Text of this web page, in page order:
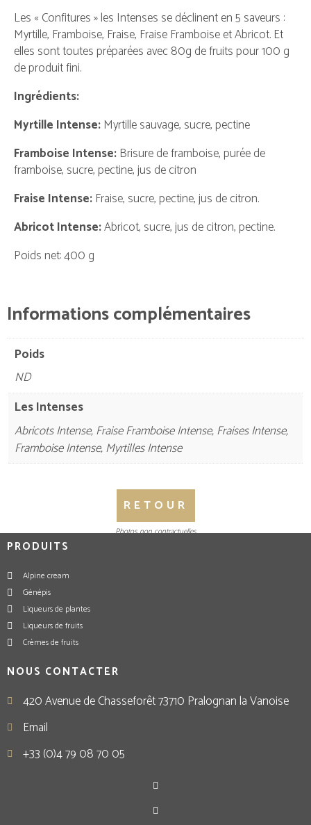
Photos non contractuelles
Les « Confitures » les Intenses se déclinent en 5 saveurs :
Myrtille, Framboise, Fraise, Fraise Framboise et Abricot. Et
elles sont toutes préparées avec 80g de fruits pour 100 g
de produit fini.
Ingrédients:
Myrtille Intense: Myrtille sauvage, sucre, pectine
Framboise Intense: Brisure de framboise, purée de
framboise, sucre, pectine, jus de citron
Fraise Intense: Fraise, sucre, pectine, jus de citron.
Abricot Intense:Abricot, sucre, jus de citron, pectine.
Poids net: 400 g
Informations complémentaires
Poids
ND
Les Intenses
Abricots Intense, Fraise Framboise Intense, Fraises Intense,
Framboise Intense, Myrtilles Intense
RETOUR
PRODUITS
Alpine cream
Génépis
Liqueurs de plantes
Liqueurs de fruits
Crèmes de fruits
NOUS CONTACTER
420 Avenue de Chasseforêt 73710 Pralognan la Vanoise
Email
+33 (0)4 79 08 70 05